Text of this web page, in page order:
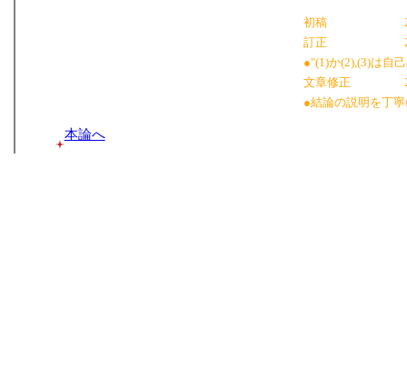
初稿
訂正
●"(1)か(2),(3)は自
文章修正
●結論の説明を丁
本論へ